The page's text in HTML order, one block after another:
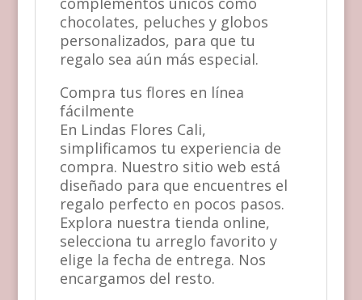
chocolates, peluches y globos
personalizados, para que tu
regalo sea aún más especial.
Compra tus flores en línea
fácilmente
En Lindas Flores Cali,
simplificamos tu experiencia de
compra. Nuestro sitio web está
diseñado para que encuentres el
regalo perfecto en pocos pasos.
Explora nuestra tienda online,
selecciona tu arreglo favorito y
elige la fecha de entrega. Nos
encargamos del resto.